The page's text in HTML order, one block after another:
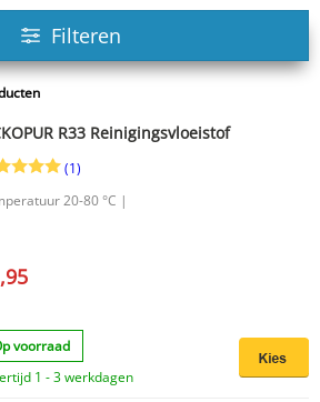
Filteren
R33 Reinigingsvloeistof
(1)
20-80 °C |
voorraad
1 - 3 werkdagen